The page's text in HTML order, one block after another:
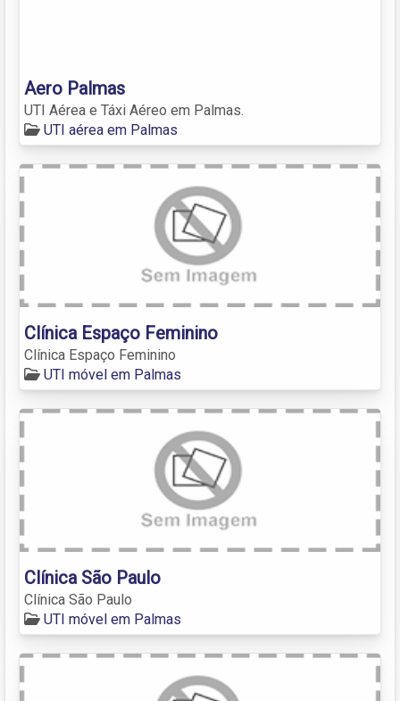
Aero Palmas
UTI Aérea e Táxi Aéreo em Palmas.
UTI aérea em Palmas
Clínica Espaço Feminino
Clínica Espaço Feminino
UTI móvel em Palmas
Clínica São Paulo
Clínica São Paulo
UTI móvel em Palmas